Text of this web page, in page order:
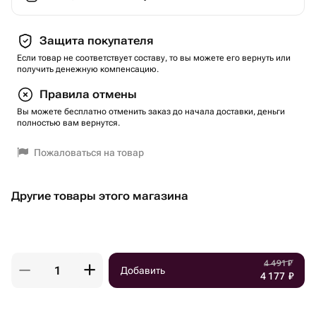
Защита покупателя
Если товар не соответствует составу, то вы можете его вернуть или
получить денежную компенсацию.
Правила отмены
Вы можете бесплатно отменить заказ до начала доставки, деньги
полностью вам вернутся.
Пожаловаться на товар
Другие товары этого магазина
Добавить
4 491₽
4 177 ₽